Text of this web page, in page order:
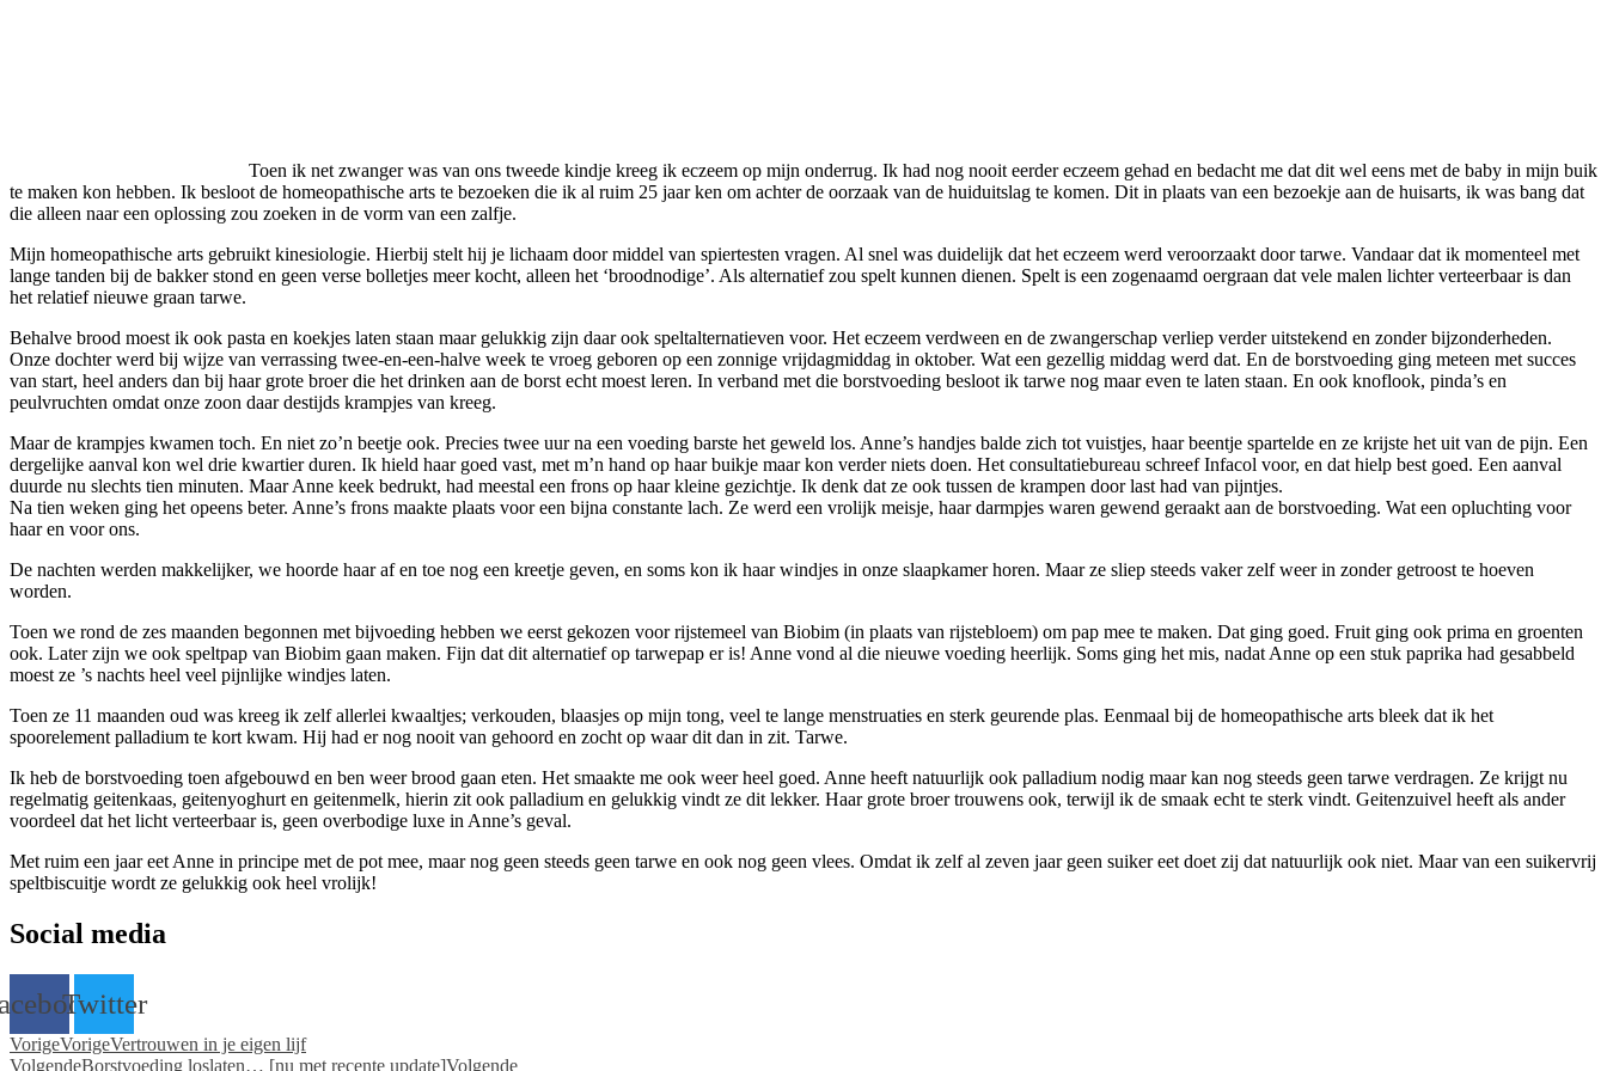
Toen ik net zwanger was van ons tweede kindje kreeg ik eczeem op mijn onderrug. Ik had nog nooit eerder eczeem gehad en bedacht me dat dit wel eens met de baby in mijn buik
te maken kon hebben. Ik besloot de homeopathische arts te bezoeken die ik al ruim 25 jaar ken om achter de oorzaak van de huiduitslag te komen. Dit in plaats van een bezoekje aan de huisarts, ik was bang dat
die alleen naar een oplossing zou zoeken in de vorm van een zalfje.
Mijn homeopathische arts gebruikt kinesiologie. Hierbij stelt hij je lichaam door middel van spiertesten vragen. Al snel was duidelijk dat het eczeem werd veroorzaakt door tarwe. Vandaar dat ik momenteel met
lange tanden bij de bakker stond en geen verse bolletjes meer kocht, alleen het ‘broodnodige’. Als alternatief zou spelt kunnen dienen. Spelt is een zogenaamd oergraan dat vele malen lichter verteerbaar is dan
het relatief nieuwe graan tarwe.
Behalve brood moest ik ook pasta en koekjes laten staan maar gelukkig zijn daar ook speltalternatieven voor. Het eczeem verdween en de zwangerschap verliep verder uitstekend en zonder bijzonderheden.
Onze dochter werd bij wijze van verrassing twee-en-een-halve week te vroeg geboren op een zonnige vrijdagmiddag in oktober. Wat een gezellig middag werd dat. En de borstvoeding ging meteen met succes
van start, heel anders dan bij haar grote broer die het drinken aan de borst echt moest leren. In verband met die borstvoeding besloot ik tarwe nog maar even te laten staan. En ook knoflook, pinda’s en
peulvruchten omdat onze zoon daar destijds krampjes van kreeg.
Maar de krampjes kwamen toch. En niet zo’n beetje ook. Precies twee uur na een voeding barste het geweld los. Anne’s handjes balde zich tot vuistjes, haar beentje spartelde en ze krijste het uit van de pijn. Een
dergelijke aanval kon wel drie kwartier duren. Ik hield haar goed vast, met m’n hand op haar buikje maar kon verder niets doen. Het consultatiebureau schreef Infacol voor, en dat hielp best goed. Een aanval
duurde nu slechts tien minuten. Maar Anne keek bedrukt, had meestal een frons op haar kleine gezichtje. Ik denk dat ze ook tussen de krampen door last had van pijntjes.
Na tien weken ging het opeens beter. Anne’s frons maakte plaats voor een bijna constante lach. Ze werd een vrolijk meisje, haar darmpjes waren gewend geraakt aan de borstvoeding. Wat een opluchting voor
haar en voor ons.
De nachten werden makkelijker, we hoorde haar af en toe nog een kreetje geven, en soms kon ik haar windjes in onze slaapkamer horen. Maar ze sliep steeds vaker zelf weer in zonder getroost te hoeven
worden.
Toen we rond de zes maanden begonnen met bijvoeding hebben we eerst gekozen voor rijstemeel van Biobim (in plaats van rijstebloem) om pap mee te maken. Dat ging goed. Fruit ging ook prima en groenten
ook. Later zijn we ook speltpap van Biobim gaan maken. Fijn dat dit alternatief op tarwepap er is! Anne vond al die nieuwe voeding heerlijk. Soms ging het mis, nadat Anne op een stuk paprika had gesabbeld
moest ze ’s nachts heel veel pijnlijke windjes laten.
Toen ze 11 maanden oud was kreeg ik zelf allerlei kwaaltjes; verkouden, blaasjes op mijn tong, veel te lange menstruaties en sterk geurende plas. Eenmaal bij de homeopathische arts bleek dat ik het
spoorelement palladium te kort kwam. Hij had er nog nooit van gehoord en zocht op waar dit dan in zit. Tarwe.
Ik heb de borstvoeding toen afgebouwd en ben weer brood gaan eten. Het smaakte me ook weer heel goed. Anne heeft natuurlijk ook palladium nodig maar kan nog steeds geen tarwe verdragen. Ze krijgt nu
regelmatig geitenkaas, geitenyoghurt en geitenmelk, hierin zit ook palladium en gelukkig vindt ze dit lekker. Haar grote broer trouwens ook, terwijl ik de smaak echt te sterk vindt. Geitenzuivel heeft als ander
voordeel dat het licht verteerbaar is, geen overbodige luxe in Anne’s geval.
Met ruim een jaar eet Anne in principe met de pot mee, maar nog geen steeds geen tarwe en ook nog geen vlees. Omdat ik zelf al zeven jaar geen suiker eet doet zij dat natuurlijk ook niet. Maar van een suikervrij
speltbiscuitje wordt ze gelukkig ook heel vrolijk!
Social media
Twitter
VorigeVorigeVertrouwen in je eigen lijf
VolgendeBorstvoeding loslaten… [nu met recente update]Volgende